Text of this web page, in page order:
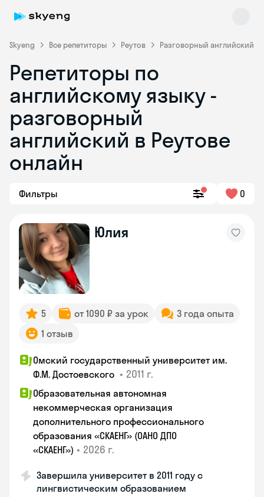
Skyeng Все репетиторы Реутов Разговорный английский
Репетиторы по
английскому языку -
разговорный
английский в Реутове
онлайн
Фильтры 0
Юлия
5 от 1090 ₽ за урок
3 года опыта
1 отзыв
Омский государственный университет им.
Ф.М. Достоевского • 2011 г.
Образовательная автономная
некоммерческая организация
дополнительного профессионального
образования «СКАЕНГ» (ОАНО ДПО
«СКАЕНГ») • 2026 г.
Завершила университет в 2011 году с
лингвистическим образованием
Skyeng Chat
online